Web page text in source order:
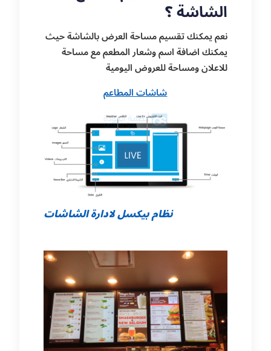
الشاشة ؟
نعم يمكنك تقسيم مساحة العرض بالشاشة حيث
يمكنك اضافة اسم وشعار المطعم مع مساحة
للاعلان ومساحة للعروض اليومية
شاشات المطاعم
نظام بيكسل لادارة الشاشات